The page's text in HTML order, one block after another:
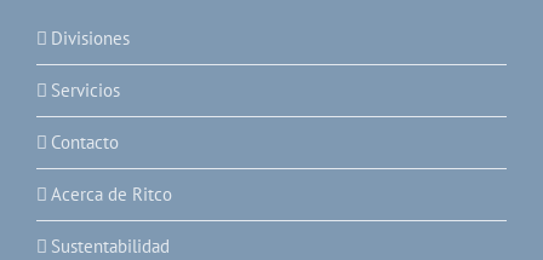
Divisiones
Servicios
Contacto
Acerca de Ritco
Sustentabilidad